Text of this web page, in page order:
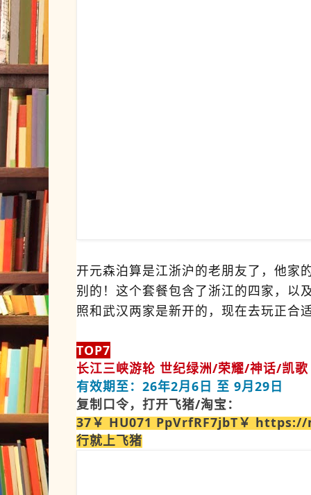
开元森泊算是江浙沪的老朋友了，他家
别的！这个套餐包含了浙江的四家，以
照和武汉两家是新开的，现在去玩正合
TOP7
长江三峡游轮 世纪绿洲/荣耀/神话/凯
有效期至：26年2月6日 至 9月29日
复制口令，打开飞猪/淘宝：
37￥ HU071 PpVrfRF7jbT￥
行就上飞猪